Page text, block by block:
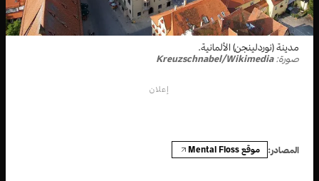
مدينة (نوردلينجن) الألمانية.
صورة:Kreuzschnabel/Wikimedia
إعلان
المصادر: موقع Mental Floss